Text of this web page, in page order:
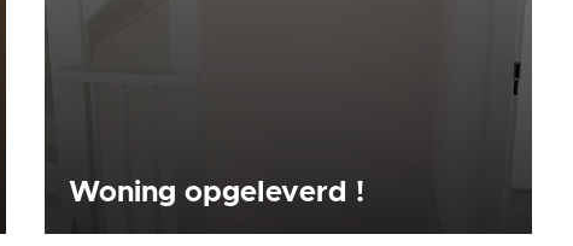
Woning opgeleverd !